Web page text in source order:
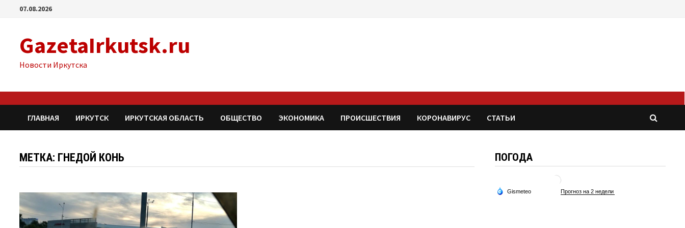
Перейти07.08.2026
GazetaIrkutsk.ru
Новости Иркутска
ГЛАВНАЯ ИРКУТСК ИРКУТСКАЯ ОБЛАСТЬ ОБЩЕСТВО ЭКОНОМИКА ПРОИСШЕСТВИЯ КОРОНАВИРУС СТАТЬИ
МЕТКА: ГНЕДОЙ КОНЬ ПОГОДА